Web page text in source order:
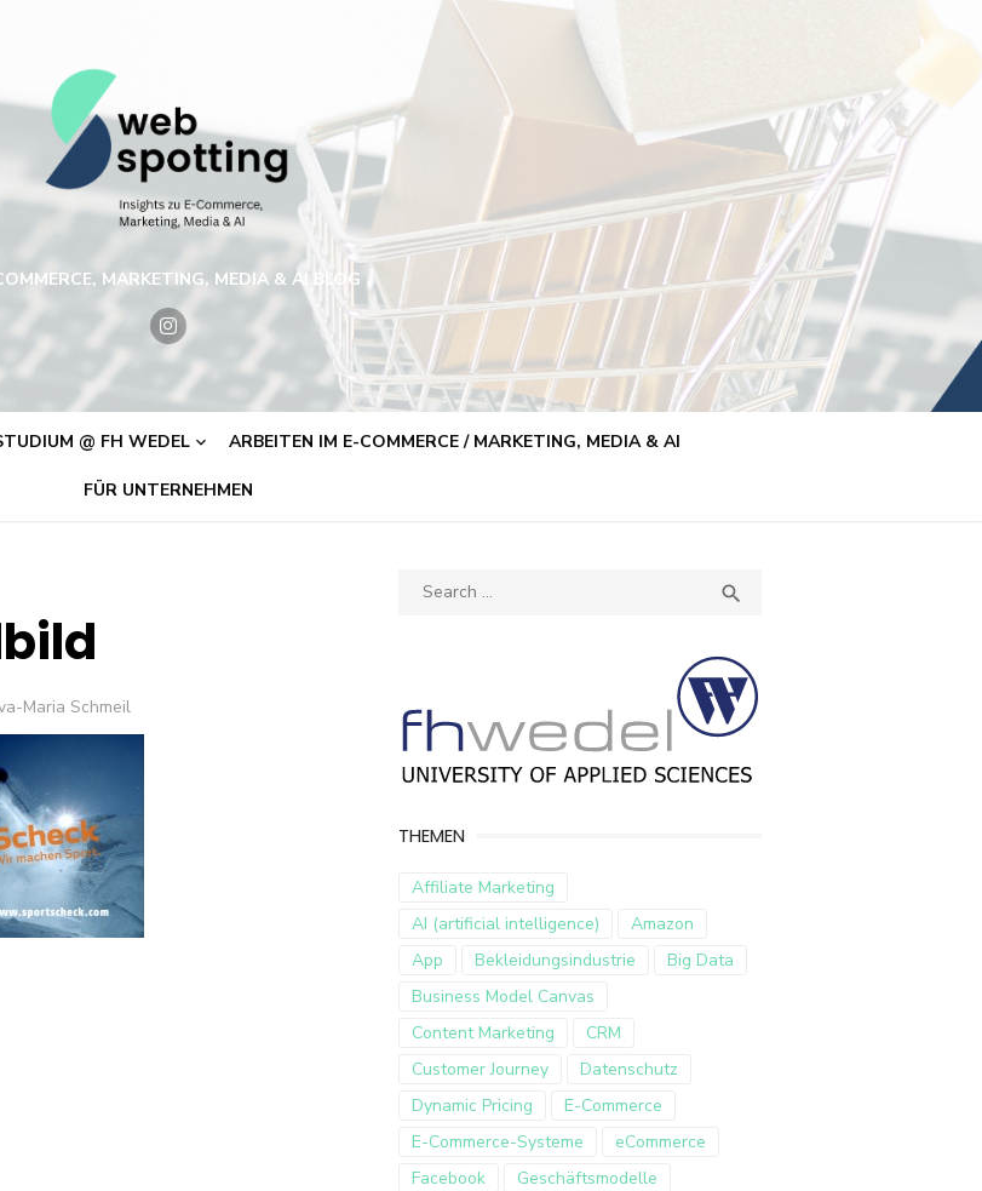
MARKETING, MEDIA & AI BLOG
@ FH WEDEL ARBEITEN IM E-COMMERCE / MARKETING, MEDIA & AI
FÜR UNTERNEHMEN
Maria Schmeil
Search

THEMEN
Affiliate Marketing
AI (artificial intelligence)
Amazon
App
Bekleidungsindustrie
Big Data
Business Model Canvas
Content Marketing
CRM
Customer Journey
Datenschutz
Dynamic Pricing
E-Commerce
E-Commerce-Systeme
eCommerce
Facebook
Geschäftsmodelle